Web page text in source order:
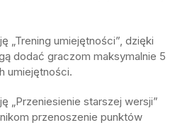
„Trening umiejętności”, dzięki
dodać graczom maksymalnie 5
umiejętności.
„Przeniesienie starszej wersji”
przenoszenie punktów